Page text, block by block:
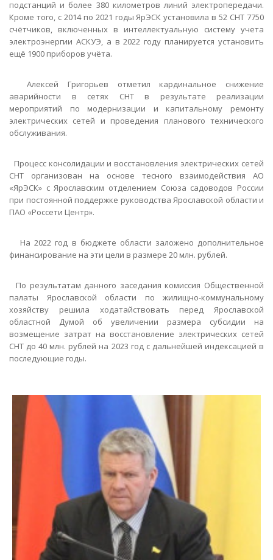
подстанций и более 380 километров линий электропередачи.
Кроме того, с 2014 по 2021 годы ЯрЭСК установила в 52 СНТ 7750
счётчиков, включенных в интеллектуальную систему учета
электроэнергии АСКУЭ, а в 2022 году планируется установить
ещё 1900 приборов учёта.
Алексей Григорьев отметил кардинальное снижение
аварийности в сетях СНТ в результате реализации
мероприятий по модернизации и капитальному ремонту
электрических сетей и проведения планового технического
обслуживания.
Процесс консолидации и восстановления электрических сетей
СНТ организован на основе тесного взаимодействия АО
«ЯрЭСК» с Ярославским отделением Союза садоводов России
при постоянной поддержке руководства Ярославской области и
ПАО «Россети Центр».
На 2022 год в бюджете области заложено дополнительное
финансирование на эти цели в размере 20 млн. рублей.
По результатам данного заседания комиссия Общественной
палаты Ярославской области по жилищно-коммунальному
хозяйству решила ходатайствовать перед Ярославской
областной Думой об увеличении размера субсидии на
возмещение затрат на восстановление электрических сетей
СНТ до 40 млн. рублей на 2023 год с дальнейшей индексацией в
последующие годы.